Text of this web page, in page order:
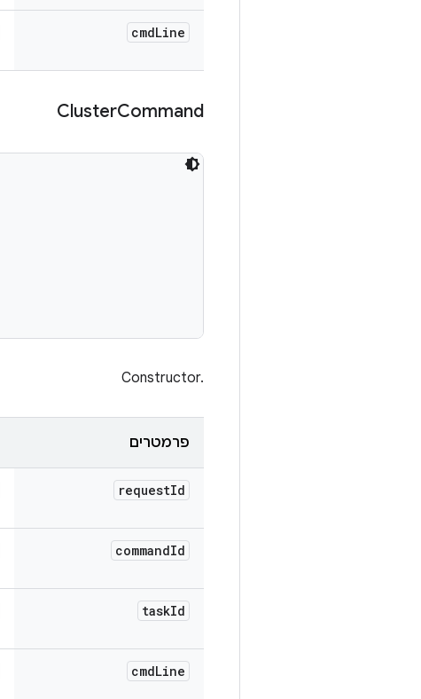
cmdLine
ClusterCommand
Constructor.‎
פרמטרים
requestId
commandId
taskId
cmdLine